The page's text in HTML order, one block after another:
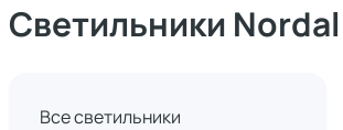
Светильники Nordal
Все светильники